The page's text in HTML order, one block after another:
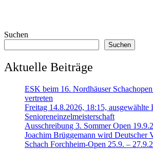
Suchen
Suchen
Aktuelle Beiträge
ESK beim 16. Nordhäuser
vertreten
Freitag 14.8.2026, 18:15, ausgewählte
Senioreneinzelmeisterschaft
Ausschreibung 3. Sommer Open
Joachim Brüggemann wird Deutscher
Schach Forchheim-Open 25.9. –